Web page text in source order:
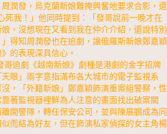
潤發，烏克蘭新娘難掩興奮地要求合影，還
死我！」他同時提到：「發哥說前一晚才在
，沒想現在又看到我在仲介介紹，還說特別
得知周潤發也在追劇，讓俄羅斯新娘鄭嘉穎
的表現深具信心。
哥追劇《越南新娘》劇種是港劇的金字招牌
天眼」兩字意指滿布各大城市的電子監視系
，「外籍新娘」鄭嘉穎飾演重案組警察，性
著監視器裡鮮為人注意的畫面找出破案關
開警隊，轉任保安公司，並與陳展鵬成為同
而結為好友，但在飾演私家偵探的女主角楊